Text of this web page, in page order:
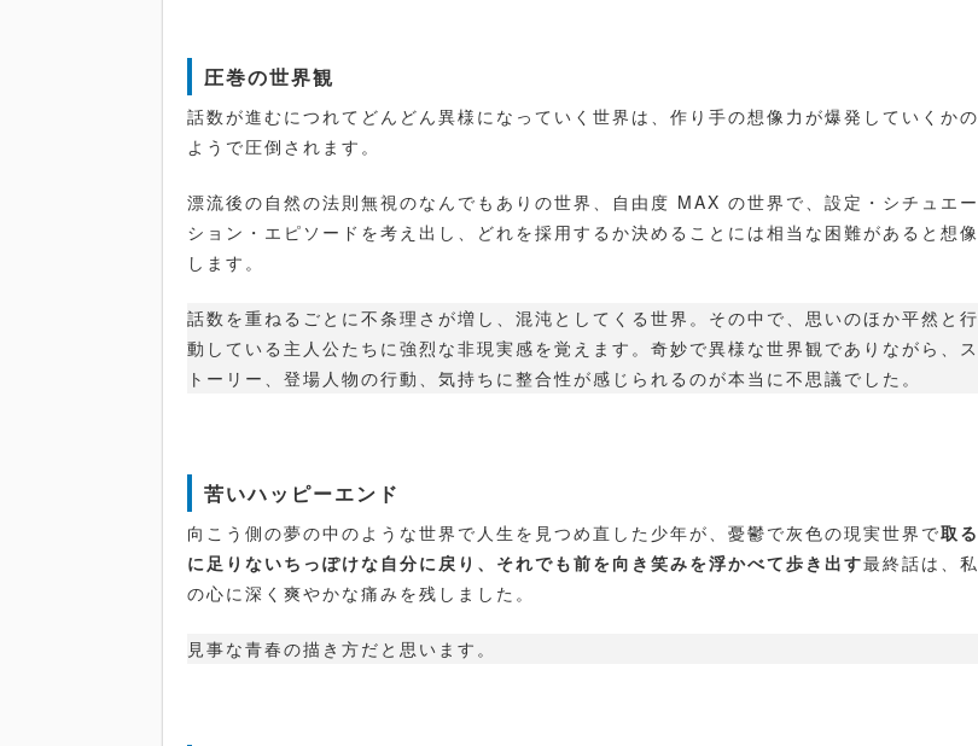
圧巻の世界観
話数が進むにつれてどんどん異様になっていく世界は、作り手の想像力が爆発していくかの
ようで圧倒されます。
漂流後の自然の法則無視のなんでもありの世界、自由度 MAX の世界で、設定・シチュエー
ション・エピソードを考え出し、どれを採用するか決めることには相当な困難があると想像
します。
話数を重ねるごとに不条理さが増し、混沌としてくる世界。その中で、思いのほか平然と行
動している主人公たちに強烈な非現実感を覚えます。奇妙で異様な世界観でありながら、ス
トーリー、登場人物の行動、気持ちに整合性が感じられるのが本当に不思議でした。
苦いハッピーエンド
向こう側の夢の中のような世界で人生を見つめ直した少年が、憂鬱で灰色の現実世界で取る
に足りないちっぽけな自分に戻り、それでも前を向き笑みを浮かべて歩き出す最終話は、私
の心に深く爽やかな痛みを残しました。
見事な青春の描き方だと思います。